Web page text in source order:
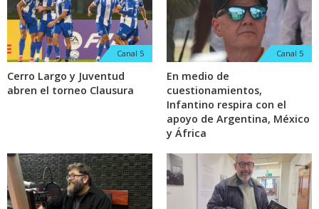
Canal 5
Cerro Largo y Juventud
abren el torneo Clausura
Canal 5
En medio de
cuestionamientos,
Infantino respira con el
apoyo de Argentina, México
y África